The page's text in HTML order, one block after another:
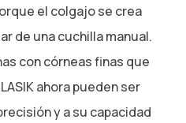
el colgajo se crea
de una cuchilla manual.
con córneas finas que
ahora pueden ser
y a su capacidad